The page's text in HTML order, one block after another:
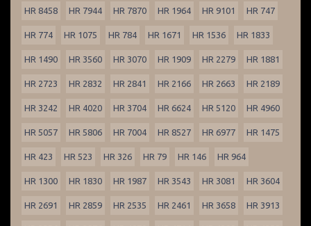
HR 8458 HR 7944 HR 7870 HR 1964 HR 9101 HR 747
HR 774 HR 1075 HR 784 HR 1671 HR 1536 HR 1833
HR 1490 HR 3560 HR 3070 HR 1909 HR 2279 HR 1881
HR 2723 HR 2832 HR 2841 HR 2166 HR 2663 HR 2189
HR 3242 HR 4020 HR 3704 HR 6624 HR 5120 HR 4960
HR 5057 HR 5806 HR 7004 HR 8527 HR 6977 HR 1475
HR 423 HR 523 HR 326 HR 79 HR 146 HR 964
HR 1300 HR 1830 HR 1987 HR 3543 HR 3081 HR 3604
HR 2691 HR 2859 HR 2535 HR 2461 HR 3658 HR 3913